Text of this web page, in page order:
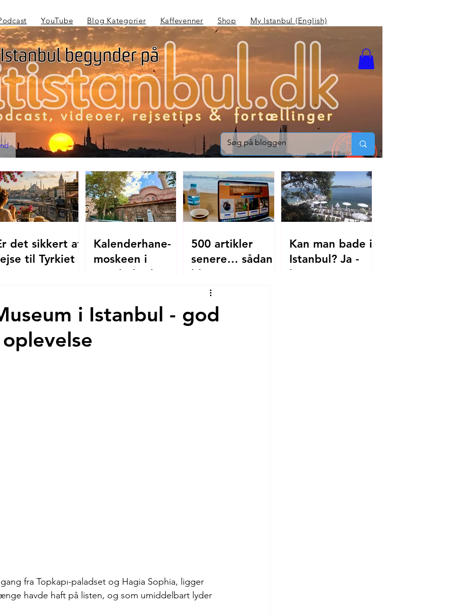
YouTube Blog Kategorier Kaffevenner Shop My Istanbul (English)
det sikkert at
til Tyrkiet i
Kalenderhane-
moskeen i
Istanbul - den
byzantinske
kirke, der blev
500 artikler
senere… sådan
bliver
mitistanbul.dk til
Kan man bade i
Istanbul? Ja -
her er
i Istanbul - god
fra Topkapı-paladset og Hagia Sophia, ligger
havde haft på listen, og som umiddelbart lyder